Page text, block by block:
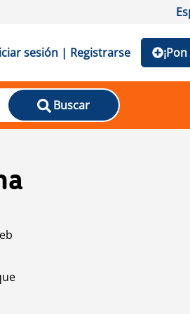
sesión | Registrarse
Buscar